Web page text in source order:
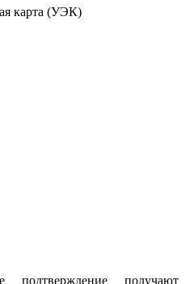
подтверждение получают